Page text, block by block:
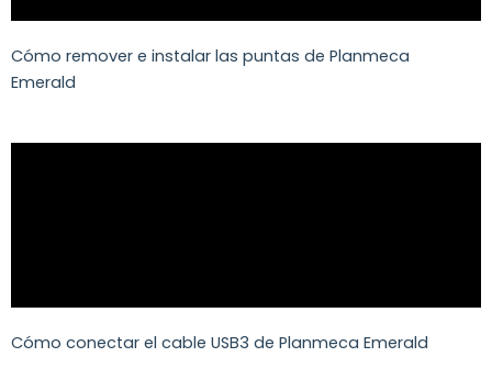
Cómo remover e instalar las puntas de Planmeca
Emerald
Cómo conectar el cable USB3 de Planmeca Emerald